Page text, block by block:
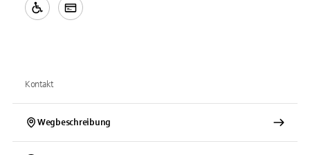
Kontakt
Wegbeschreibung